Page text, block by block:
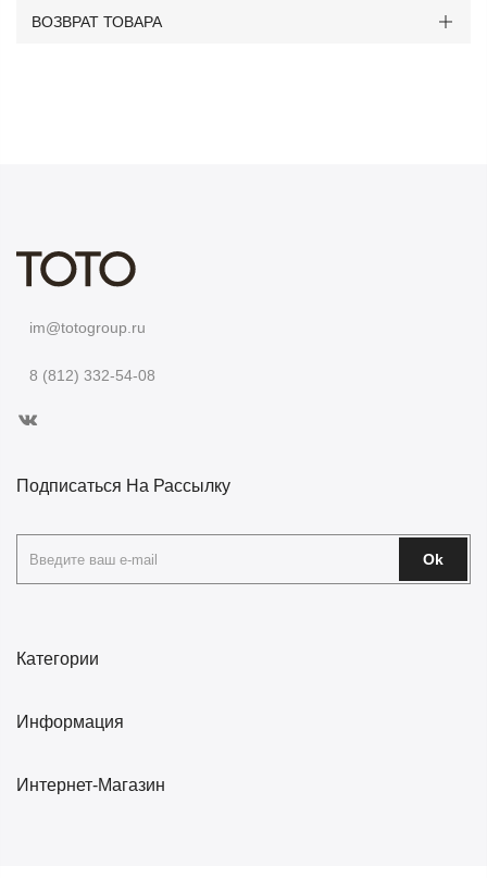
ВОЗВРАТ ТОВАРА
im@totogroup.ru
8 (812) 332-54-08
Категории
Информация
Интернет-Магазин
Подписаться На Рассылку
Ok